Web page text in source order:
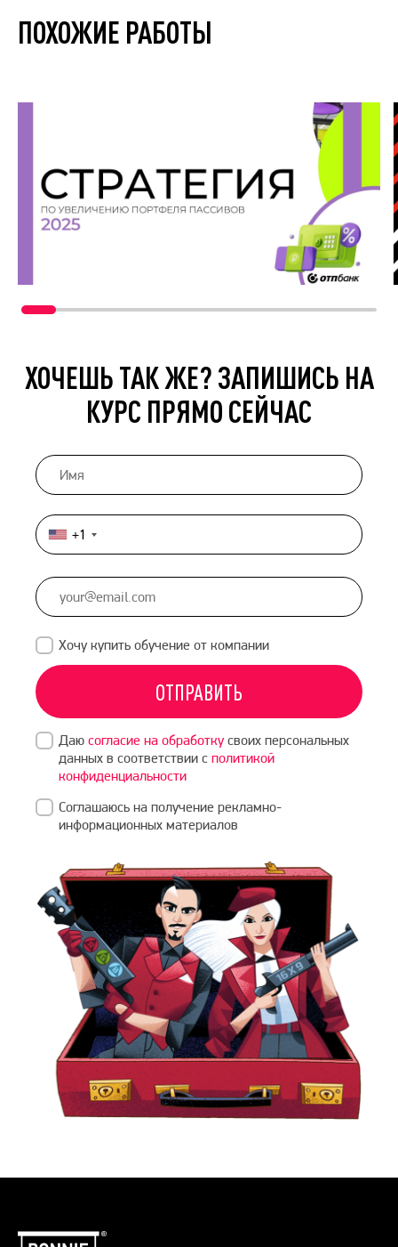
ПОХОЖИЕ РАБОТЫ
ХОЧЕШЬ ТАК ЖЕ? ЗАПИШИСЬ НА
КУРС ПРЯМО СЕЙЧАС
United
States
+1
+1
Хочу купить обучение от компании
ОТПРАВИТЬ
Даю согласие на обработкусвоих персональных
данных в соответствии с политикой
конфиденциальности
Соглашаюсь на получение рекламно-
информационных материалов